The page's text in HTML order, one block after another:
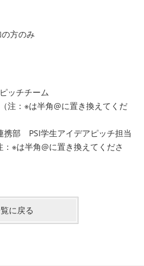
方のみ
ッチチーム
：※は半角@に置き換えてくだ
部 PSI学生アイデアピッチ担当
※は半角@に置き換えてくださ
に戻る